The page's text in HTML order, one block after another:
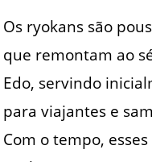
Os ryokans são
que remontam ao
Edo, servindo
para viajantes e
Com o tempo,